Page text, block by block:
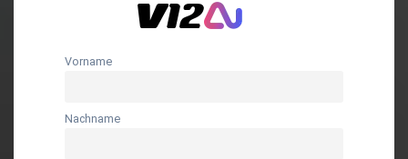
Vorname
Nachname